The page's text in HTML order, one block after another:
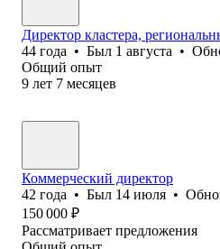
Директор кластера,
44 года • Был 1 августа •
Общий опыт
9 лет 7 месяцев
Коммерческий директор
42 года • Был 14 июля •
150 000 ₽
Рассматривает предложения